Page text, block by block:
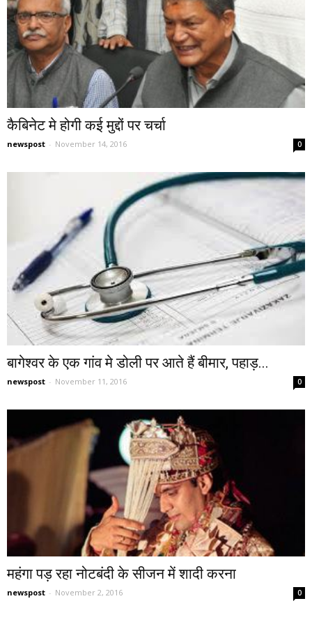
कैबिनेट मे होगी कई मुद्दों पर चर्चा
newspost - November 14, 2016 0
बागेश्वर के एक गांव मे डोली पर आते हैं बीमार, पहाड़...
newspost - November 11, 2016 0
महंगा पड़ रहा नोटबंदी के सीजन में शादी करना
newspost - November 2, 2016 0